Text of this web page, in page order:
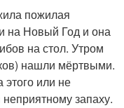
пожилая
на Новый Год и она
на стол. Утром
нашли мёртвыми.
или не
запаху.